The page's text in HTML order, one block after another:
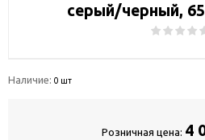
серый/черный,
Наличие: 0 шт
Розничная цена: 4